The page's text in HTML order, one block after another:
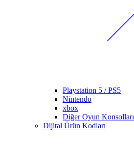
Playstation 5 / PS5
Nintendo
xbox
Diğer Oyun Konsolları
Dijital Ürün Kodları